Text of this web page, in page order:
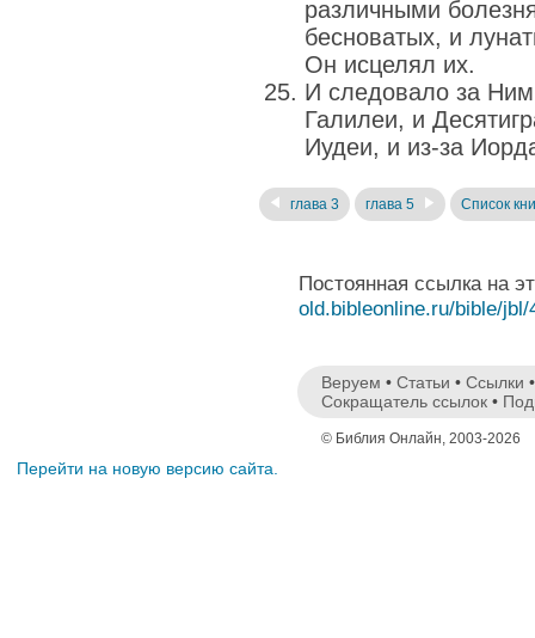
различными
бесноватых, и
Он исцелял их.
И следовало за
Галилеи, и
Иудеи, и из-за
глава 3 глава 5 Список
Постоянная ссылка на
old.bibleonline.ru/bible/jbl/
Веруем • Статьи • Ссылки
Сокращатель ссылок •
© Библия Онлайн, 2003-2026
Перейти на новую версию сайта.